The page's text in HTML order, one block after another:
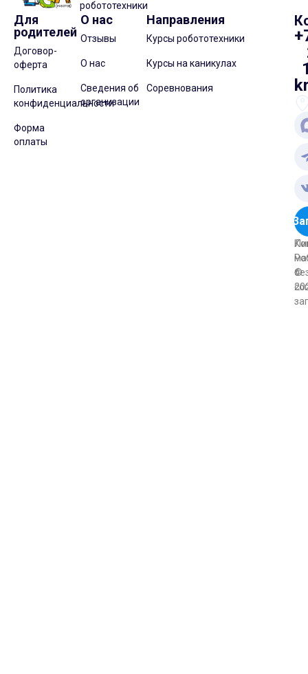
робототехники
Для
родителей
Договор-
оферта
Политика
конфиденциальности
Форма
оплаты
О нас
Отзывы
О нас
Сведения об
организации
Направления
Курсы робототехники
Курсы на каникулах
Соревнования
©